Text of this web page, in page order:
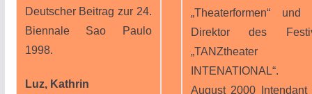
Deutscher Beitrag zur 24.
Biennale Sao Paulo
1998.
Luz, Kathrin
„Theaterformen“ und
Direktor des
„TANZtheater
INTENATIONAL“.
August 2000 Intendant